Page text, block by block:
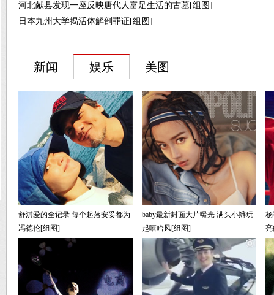
河北献县发现一座反映唐代人富足生活的古墓[组图]
日本九州大学揭活体解剖罪证[组图]